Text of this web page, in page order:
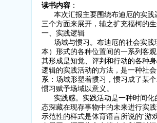
读书内容：
本次汇报主要围绕布迪厄的实践
三个方面来展开，辅之扩充福柯的
一、实践逻辑
场域与惯习。布迪厄的社会实践
本）形式的各种位置间的一系列客
其形成是知觉、评判和行动的各种
逻辑的实践活动的方法，是一种社
系：场域形塑着惯习，惯习成了某
惯习赋予场域以意义。
实践感。实践活动是一种时间化
态深藏在现存事物中的未来进行实
示范性的样式是体育语言所说的“游